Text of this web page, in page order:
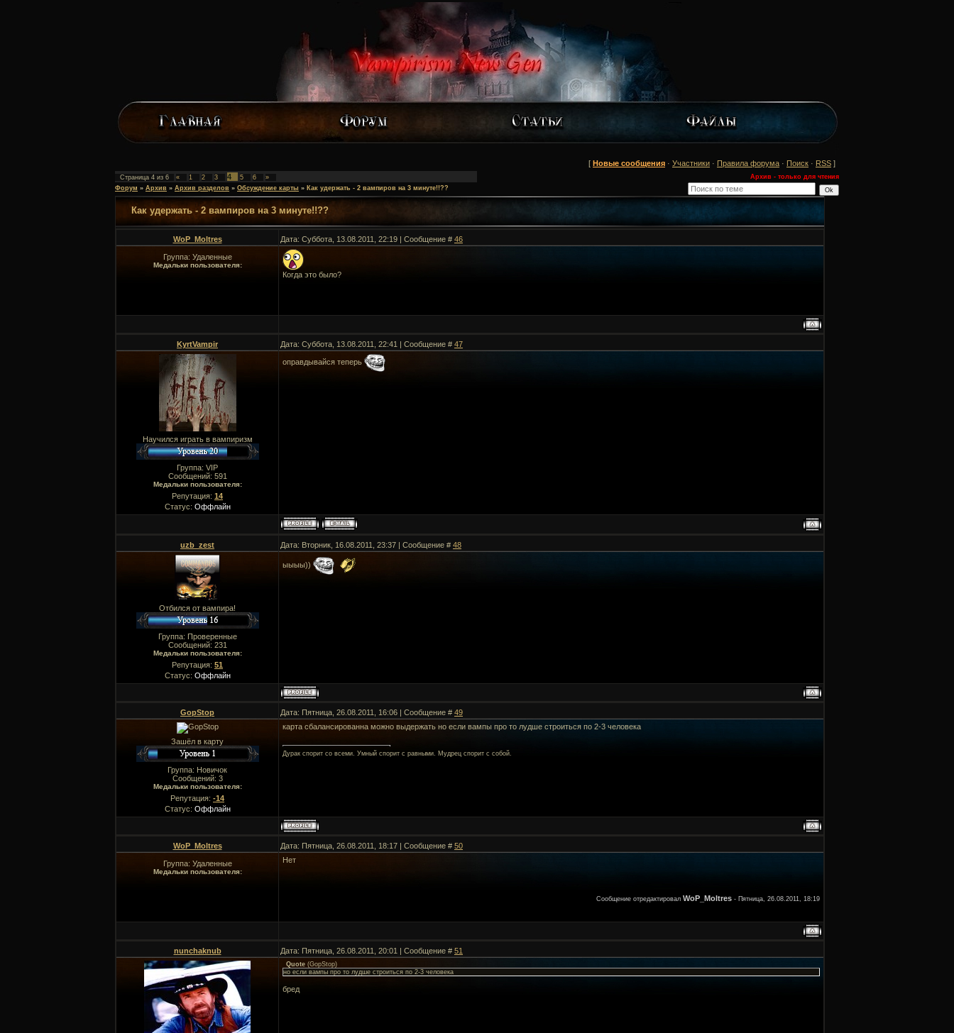
[ Новые сообщения · Участники · Правила форума · Поиск · RSS ]
Страница 4 из 6 « 1 2 3 4 5 6 »
Архив - только для чтения
Форум » Архив » Архив разделов » Обсуждение карты » Как удержать - 2 вампиров на 3 минуте!!??
Как удержать - 2 вампиров на 3 минуте!!??
WoP_Moltres Дата: Суббота, 13.08.2011, 22:19 | Сообщение # 46
Группа: Удаленные
Медальки пользователя:
Когда это было?
KyrtVampir Дата: Суббота, 13.08.2011, 22:41 | Сообщение # 47
Научился играть в вампиризм
Группа: VIP
Сообщений: 591
Медальки пользователя:
Репутация: 14
Статус: Оффлайн
оправдывайся теперь
uzb_zest Дата: Вторник, 16.08.2011, 23:37 | Сообщение # 48
Отбился от вампира!
Группа: Проверенные
Сообщений: 231
Медальки пользователя:
Репутация: 51
Статус: Оффлайн
ыыыы))
GopStop Дата: Пятница, 26.08.2011, 16:06 | Сообщение # 49
Зашёл в карту
Группа: Новичок
Сообщений: 3
Медальки пользователя:
Репутация: -14
Статус: Оффлайн
карта сбалансированна можно выдержать но если вампы про то лудше строиться по 2-3 человека
Дурак спорит со всеми. Умный спорит с равными. Мудрец спорит с собой.
WoP_Moltres Дата: Пятница, 26.08.2011, 18:17 | Сообщение # 50
Группа: Удаленные
Медальки пользователя:
Нет
Сообщение отредактировал WoP_Moltres - Пятница, 26.08.2011, 18:19
nunchaknub Дата: Пятница, 26.08.2011, 20:01 | Сообщение # 51
Quote (GopStop)
но если вампы про то лудше строиться по 2-3 человека
бред